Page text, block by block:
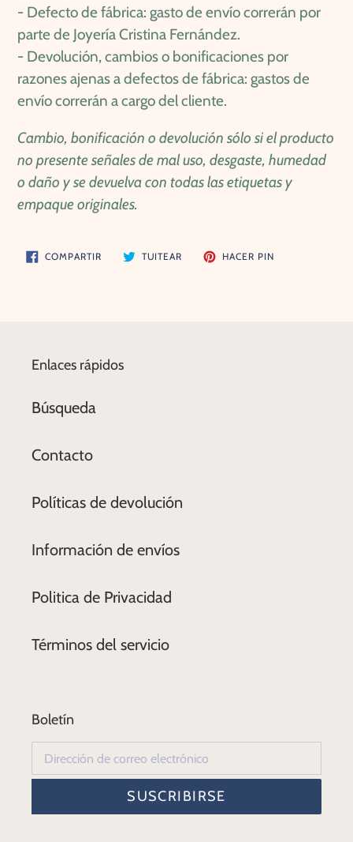
- Defecto de fábrica: gasto de envío correrán por
parte de Joyería Cristina Fernández.
- Devolución, cambios o bonificaciones por
razones ajenas a defectos de fábrica: gastos de
envío correrán a cargo del cliente.
Cambio, bonificación o devolución sólo si el producto
no presente señales de mal uso, desgaste, humedad
o daño y se devuelva con todas las etiquetas y
empaque originales.
COMPARTIRCOMPARTIR
EN
TUITEAR TUITEAR HACER PINPINEAR
EN
Enlaces rápidos
Búsqueda
Contacto
Políticas de devolución
Información de envíos
Politica de Privacidad
Términos del servicio
Boletín
SUSCRIBIRSE